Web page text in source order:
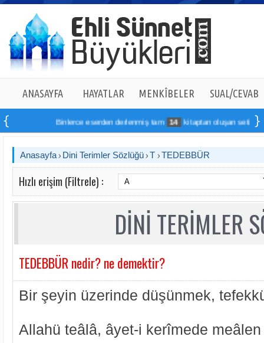
ANASAYFA HAYATLAR MENKÎBELER SUAL/CEVAB
Binlerce eserden derlenmiş tam 14 kitaptan oluşan seti online
Anasayfa Dini Terimler Sözlüğü T TEDEBBÜR
Hızlı erişim (Filtrele) :
DİNİ TERİMLER
TEDEBBÜR nedir? ne demektir?
Bir şeyin üzerinde düşünmek,
Allahü teâlâ, âyet-i kerîmede